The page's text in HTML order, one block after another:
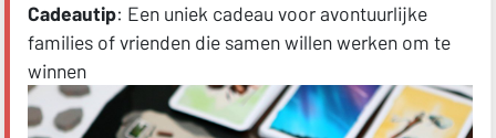
Cadeautip: Een uniek cadeau voor avontuurlijke
families of vrienden die samen willen werken om te
winnen